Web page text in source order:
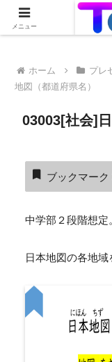
Teach Uの活用
ホーム プレ
地図（都道府県名）
03003[社会]
ブックマーク
中学部２段階想定
日本地図の各地域
メニュー